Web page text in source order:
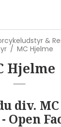
&
/ MC Hjelme
Hjelme
div.
Open